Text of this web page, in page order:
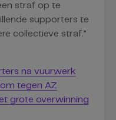
straf op te
supporters te
collectieve straf.”
na vuurwerk
tegen AZ
grote overwinning